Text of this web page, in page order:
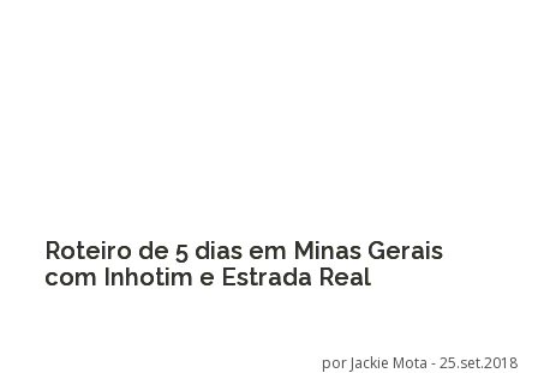
Roteiro de 5 dias em Minas Gerais
com Inhotim e Estrada Real
por Jackie Mota -25.set.2018